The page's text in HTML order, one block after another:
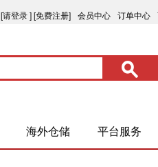
[请登录 ] [免费注册] 会员中心 订单中心
海外仓储 平台服务